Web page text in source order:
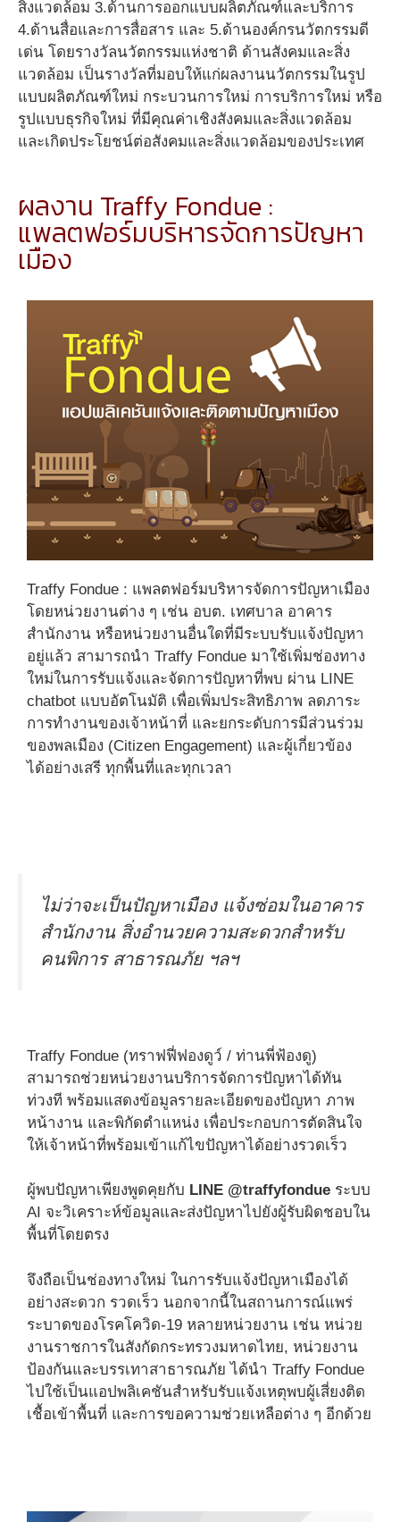
สิ่งแวดล้อม 3.ด้านการออกแบบผลิตภัณฑ์และบริการ
4.ด้านสื่อและการสื่อสาร และ 5.ด้านองค์กรนวัตกรรมดี
เด่น โดยรางวัลนวัตกรรมแห่งชาติ ด้านสังคมและสิ่ง
แวดล้อม เป็นรางวัลที่มอบให้แก่ผลงานนวัตกรรมในรูป
แบบผลิตภัณฑ์ใหม่ กระบวนการใหม่ การบริการใหม่ หรือ
รูปแบบธุรกิจใหม่ ที่มีคุณค่าเชิงสังคมและสิ่งแวดล้อม
และเกิดประโยชน์ต่อสังคมและสิ่งแวดล้อมของประเทศ
ผลงาน Traffy Fondue :
แพลตฟอร์มบริหารจัดการปัญหา
เมือง
Traffy Fondue : แพลตฟอร์มบริหารจัดการปัญหาเมือง
โดยหน่วยงานต่าง ๆ เช่น อบต. เทศบาล อาคาร
สำนักงาน หรือหน่วยงานอื่นใดที่มีระบบรับแจ้งปัญหา
อยู่แล้ว สามารถนำ Traffy Fondue มาใช้เพิ่มช่องทาง
ใหม่ในการรับแจ้งและจัดการปัญหาที่พบ ผ่าน LINE
chatbot แบบอัตโนมัติ เพื่อเพิ่มประสิทธิภาพ ลดภาระ
การทำงานของเจ้าหน้าที่ และยกระดับการมีส่วนร่วม
ของพลเมือง (Citizen Engagement) และผู้เกี่ยวข้อง
ได้อย่างเสรี ทุกพื้นที่และทุกเวลา
ไม่ว่าจะเป็นปัญหาเมือง แจ้งซ่อมในอาคาร
สำนักงาน สิ่งอำนวยความสะดวกสำหรับ
คนพิการ สาธารณภัย ฯลฯ
Traffy Fondue (ทราฟฟี่ฟองดูว์ / ท่านพี่ฟ้องดู)
สามารถช่วยหน่วยงานบริการจัดการปัญหาได้ทัน
ท่วงที พร้อมแสดงข้อมูลรายละเอียดของปัญหา ภาพ
หน้างาน และพิกัดตำแหน่ง เพื่อประกอบการตัดสินใจ
ให้เจ้าหน้าที่พร้อมเข้าแก้ไขปัญหาได้อย่างรวดเร็ว
ผู้พบปัญหาเพียงพูดคุยกับ LINE @traffyfondue ระบบ
AI จะวิเคราะห์ข้อมูลและส่งปัญหาไปยังผู้รับผิดชอบใน
พื้นที่โดยตรง
จึงถือเป็นช่องทางใหม่ ในการรับแจ้งปัญหาเมืองได้
อย่างสะดวก รวดเร็ว นอกจากนี้ในสถานการณ์แพร่
ระบาดของโรคโควิด-19 หลายหน่วยงาน เช่น หน่วย
งานราชการในสังกัดกระทรวงมหาดไทย, หน่วยงาน
ป้องกันและบรรเทาสาธารณภัย ได้นำ Traffy Fondue
ไปใช้เป็นแอปพลิเคชันสำหรับรับแจ้งเหตุพบผู้เสี่ยงติด
เชื้อเข้าพื้นที่ และการขอความช่วยเหลือต่าง ๆ อีกด้วย